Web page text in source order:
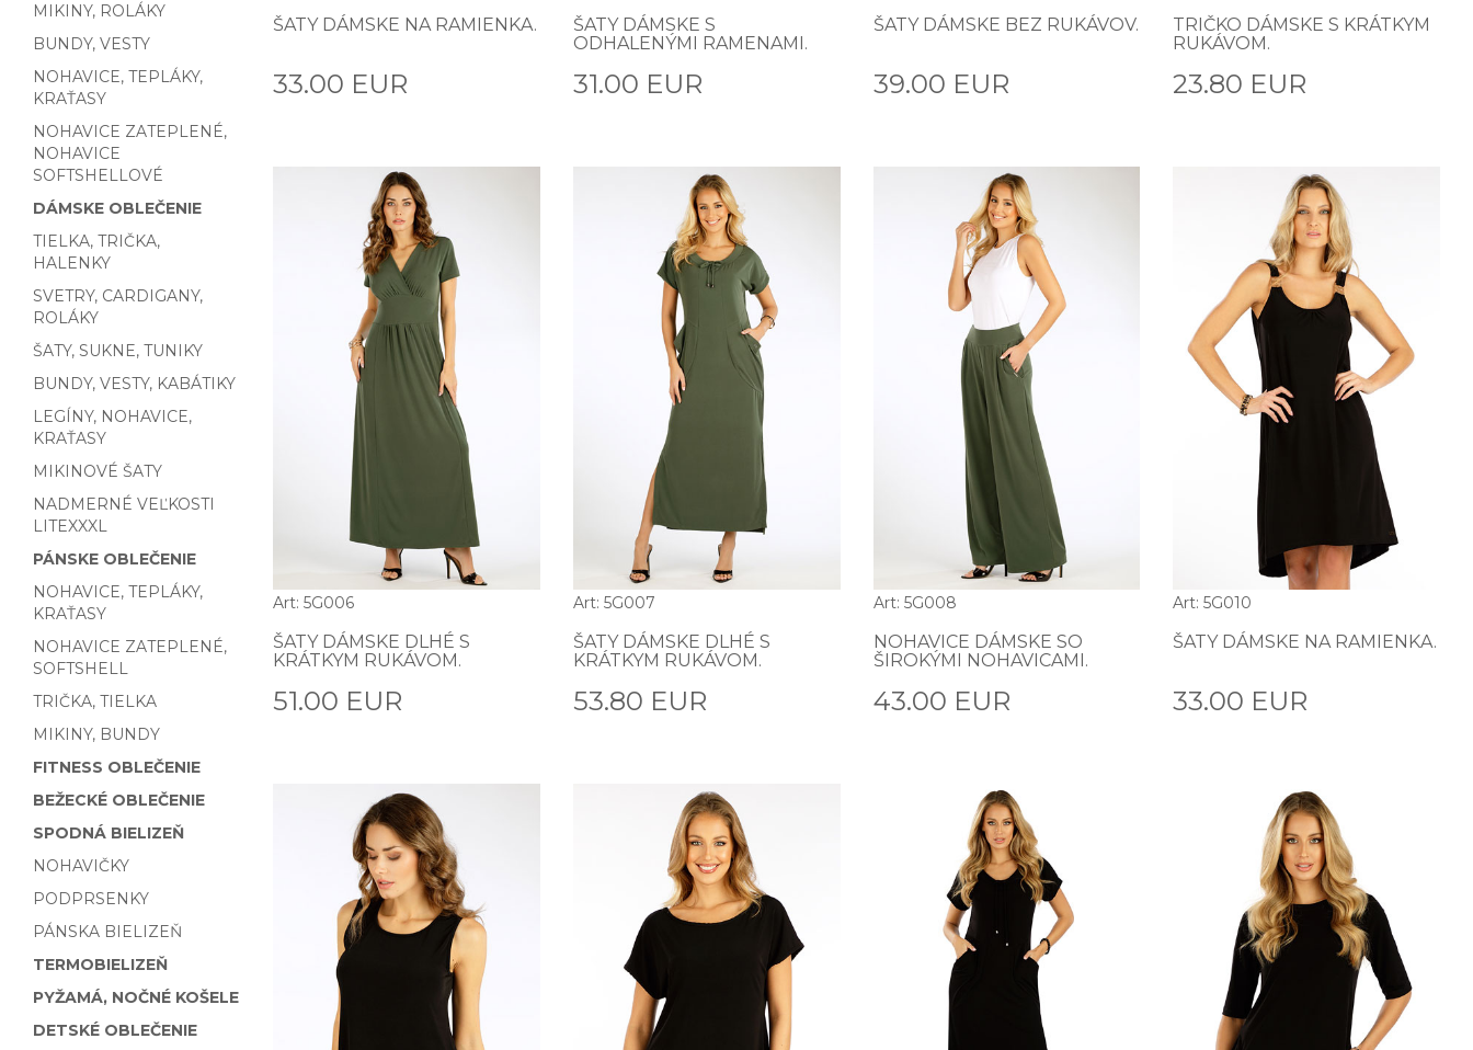
MIKINY, ROLÁKY
BUNDY, VESTY
NOHAVICE, TEPLÁKY,
KRAŤASY
NOHAVICE ZATEPLENÉ,
NOHAVICE
SOFTSHELLOVÉ
DÁMSKE OBLEČENIE
TIELKA, TRIČKA,
HALENKY
SVETRY, CARDIGANY,
ROLÁKY
ŠATY, SUKNE, TUNIKY
BUNDY, VESTY, KABÁTIKY
LEGÍNY, NOHAVICE,
KRAŤASY
MIKINOVÉ ŠATY
NADMERNÉ VEĽKOSTI
LITEXXXL
PÁNSKE OBLEČENIE
NOHAVICE, TEPLÁKY,
KRAŤASY
NOHAVICE ZATEPLENÉ,
SOFTSHELL
TRIČKA, TIELKA
MIKINY, BUNDY
FITNESS OBLEČENIE
BEŽECKÉ OBLEČENIE
SPODNÁ BIELIZEŇ
NOHAVIČKY
PODPRSENKY
PÁNSKA BIELIZEŇ
TERMOBIELIZEŇ
PYŽAMÁ, NOČNÉ KOŠELE
DETSKÉ OBLEČENIE
ŠATY DÁMSKE NA RAMIENKA.
33.00 EUR
ŠATY DÁMSKE S
ODHALENÝMI RAMENAMI.
31.00 EUR
ŠATY DÁMSKE BEZ RUKÁVOV.
39.00 EUR
TRIČKO DÁMSKE S KRÁTKYM
RUKÁVOM.
23.80 EUR
Art: 5G006
ŠATY DÁMSKE DLHÉ S
KRÁTKYM RUKÁVOM.
51.00 EUR
Art: 5G007
ŠATY DÁMSKE DLHÉ S
KRÁTKYM RUKÁVOM.
53.80 EUR
Art: 5G008
NOHAVICE DÁMSKE SO
ŠIROKÝMI NOHAVICAMI.
43.00 EUR
Art: 5G010
ŠATY DÁMSKE NA RAMIENKA.
33.00 EUR